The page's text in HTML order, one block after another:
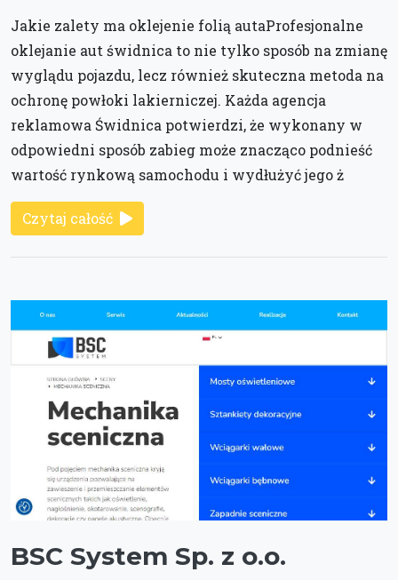
Jakie zalety ma oklejenie folią autaProfesjonalne
oklejanie aut świdnica to nie tylko sposób na zmianę
wyglądu pojazdu, lecz również skuteczna metoda na
ochronę powłoki lakierniczej. Każda agencja
reklamowa Świdnica potwierdzi, że wykonany w
odpowiedni sposób zabieg może znacząco podnieść
wartość rynkową samochodu i wydłużyć jego ż
Czytaj całość
BSC System Sp. z o.o.